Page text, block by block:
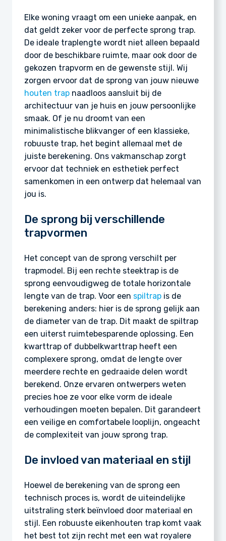
Elke woning vraagt om een unieke aanpak, en
dat geldt zeker voor de perfecte sprong trap.
De ideale traplengte wordt niet alleen bepaald
door de beschikbare ruimte, maar ook door de
gekozen trapvorm en de gewenste stijl. Wij
zorgen ervoor dat de sprong van jouw nieuwe
houten trap naadloos aansluit bij de
architectuur van je huis en jouw persoonlijke
smaak. Of je nu droomt van een
minimalistische blikvanger of een klassieke,
robuuste trap, het begint allemaal met de
juiste berekening. Ons vakmanschap zorgt
ervoor dat techniek en esthetiek perfect
samenkomen in een ontwerp dat helemaal van
jou is.
De sprong bij verschillende
trapvormen
Het concept van de sprong verschilt per
trapmodel. Bij een rechte steektrap is de
sprong eenvoudigweg de totale horizontale
lengte van de trap. Voor een spiltrap is de
berekening anders: hier is de sprong gelijk aan
de diameter van de trap. Dit maakt de spiltrap
een uiterst ruimtebesparende oplossing. Een
kwarttrap of dubbelkwarttrap heeft een
complexere sprong, omdat de lengte over
meerdere rechte en gedraaide delen wordt
berekend. Onze ervaren ontwerpers weten
precies hoe ze voor elke vorm de ideale
verhoudingen moeten bepalen. Dit garandeert
een veilige en comfortabele looplijn, ongeacht
de complexiteit van jouw sprong trap.
De invloed van materiaal en stijl
Hoewel de berekening van de sprong een
technisch proces is, wordt de uiteindelijke
uitstraling sterk beïnvloed door materiaal en
stijl. Een robuuste eikenhouten trap komt vaak
het best tot zijn recht met een wat royalere